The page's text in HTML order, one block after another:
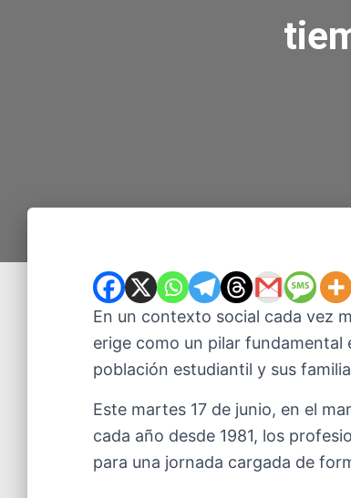
En un contexto social cada vez
erige como un pilar fundamental
población estudiantil y sus
Este martes 17 de junio, en el
cada año desde 1981, los
para una jornada cargada de